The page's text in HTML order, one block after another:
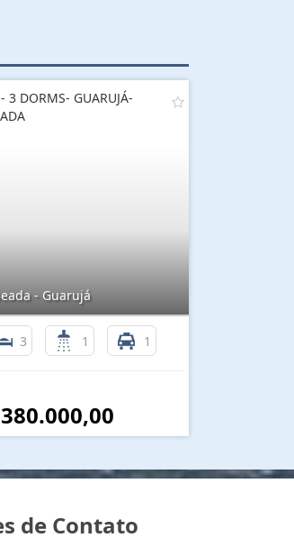
3 DORMS- GUARUJÁ-
- Guarujá
3 1 1
de Contato